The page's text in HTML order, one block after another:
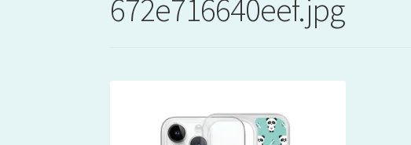
672e716640eef.jpg